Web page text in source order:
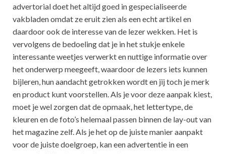
advertorial doet het altijd goed in gespecialiseerde
vakbladen omdat ze eruit zien als een echt artikel en
daardoor ook de interesse van de lezer wekken. Het is
vervolgens de bedoeling dat je in het stukje enkele
interessante weetjes verwerkt en nuttige informatie over
het onderwerp meegeeft, waardoor de lezers iets kunnen
bijleren, hun aandacht getrokken wordt en jij toch je merk
en product kunt voorstellen. Als je voor deze aanpak kiest,
moet je wel zorgen dat de opmaak, het lettertype, de
kleuren en de foto’s helemaal passen binnen de lay-out van
het magazine zelf. Als je het op de juiste manier aanpakt
voor de juiste doelgroep, kan een advertentie in een